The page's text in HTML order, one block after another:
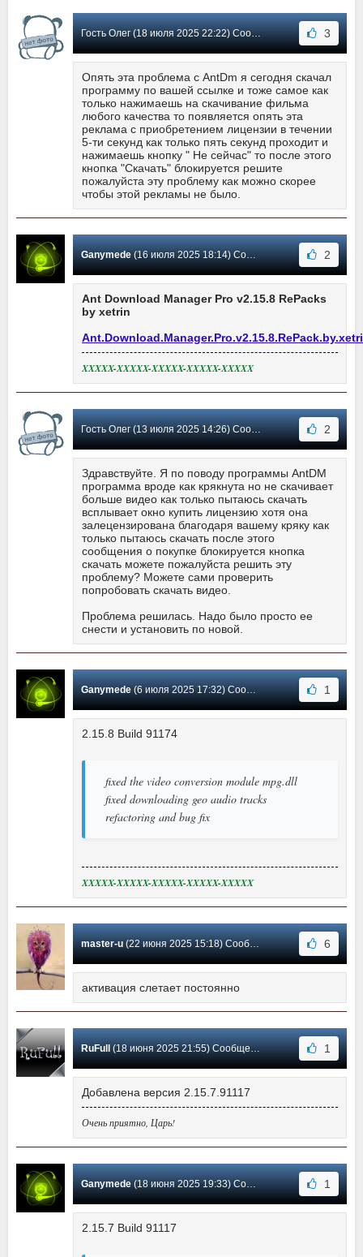
Гость Олег (18 июля 2025 22:22) Сообщение #996 3
Опять эта проблема с AntDm я сегодня скачал
программу по вашей ссылке и тоже самое как
только нажимаешь на скачивание фильма
любого качества то появляется опять эта
реклама с приобретением лицензии в течении
5-ти секунд как только пять секунд проходит и
нажимаешь кнопку " Не сейчас" то после этого
кнопка "Скачать" блокируется решите
пожалуйста эту проблему как можно скорее
чтобы этой рекламы не было.
Ganymede(16 июля 2025 18:14) Сообщение #995 2
Ant Download Manager Pro v2.15.8 RePacks
by xetrin
XXXXX-XXXXX-XXXXX-XXXXX-XXXXX
Гость Олег (13 июля 2025 14:26) Сообщение #994 2
Здравствуйте. Я по поводу программы AntDM
программа вроде как крякнута но не скачивает
больше видео как только пытаюсь скачать
всплывает окно купить лицензию хотя она
залецензирована благодаря вашему кряку как
только пытаюсь скачать после этого
сообщения о покупке блокируется кнопка
скачать можете пожалуйста решить эту
проблему? Можете сами проверить
попробовать скачать видео.
Проблема решилась. Надо было просто ее
снести и установить по новой.
Ganymede(6 июля 2025 17:32) Сообщение #993 1
2.15.8 Build 91174
fixed the video conversion module mpg.dll
fixed downloading geo audio tracks
refactoring and bug fix
XXXXX-XXXXX-XXXXX-XXXXX-XXXXX
master-u(22 июня 2025 15:18) Сообщение #992 6
активация слетает постоянно
RuFull (18 июня 2025 21:55) Сообщение #991 1
Добавлена версия 2.15.7.91117
Очень приятно, Царь!
Ganymede(18 июня 2025 19:33) Сообщение #990 1
2.15.7 Build 91117